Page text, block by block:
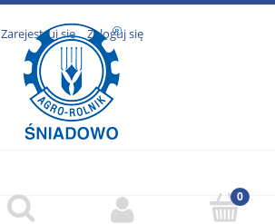
Zarejestruj się Zaloguj się